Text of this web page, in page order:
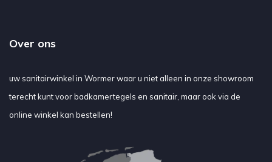
Over ons
uw sanitairwinkel in Wormer waar u niet alleen in onze showroom
terecht kunt voor badkamertegels en sanitair, maar ook via de
online winkel kan bestellen!